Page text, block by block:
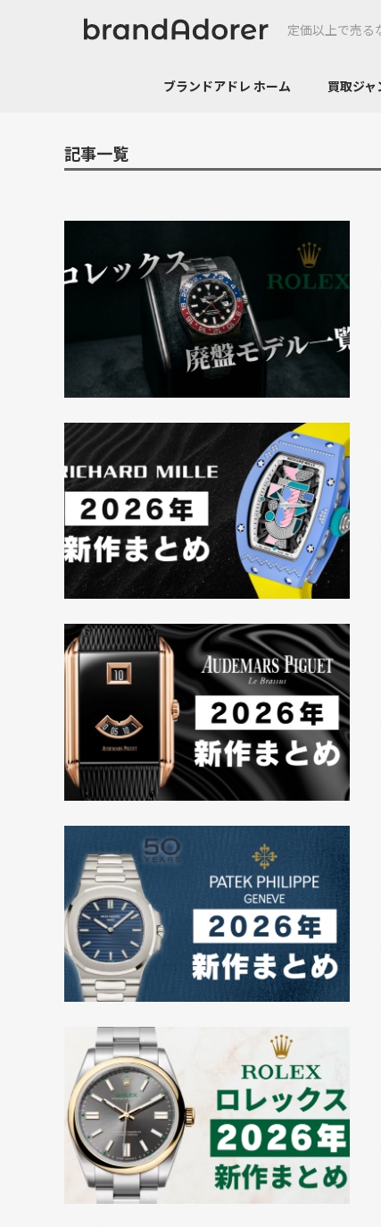
定価以上で売る
ブランドアドレ ホーム 買取ジ
記事一覧